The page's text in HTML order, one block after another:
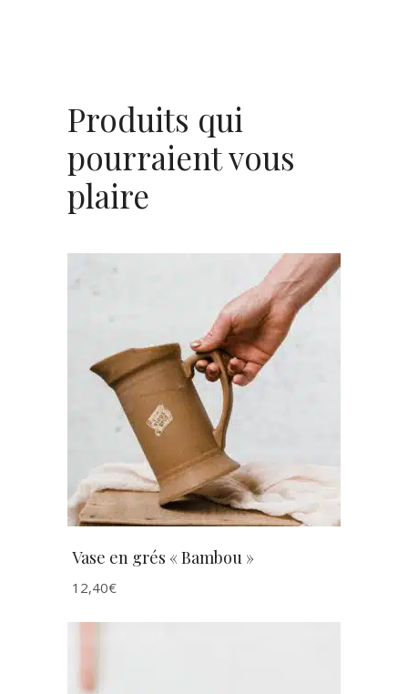
Produits qui
pourraient vous
plaire
AJOUTER AU PANIER
Vase en grés « Bambou »
12,40€